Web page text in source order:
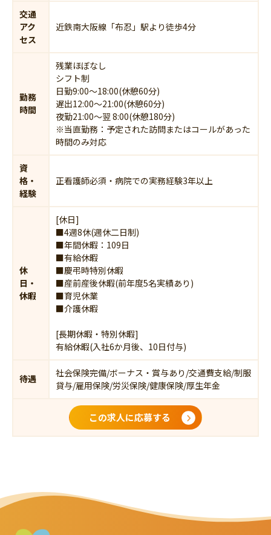
交通
アク
セス
近鉄南大阪線「布忍」駅より徒歩4分
勤務
時間
残業ほぼなし
シフト制
日勤9:00～18:00(休憩60分)
遅出12:00～21:00(休憩60分)
夜勤21:00～翌 8:00(休憩180分)
※当直勤務：予定された訪問またはコールがあった
時間のみ対応
資
格・
経験
正看護師必須・病院での実務経験3年以上
休
日・
休暇
[休日]
■4週8休(週休二日制)
■年間休暇：109日
■有給休暇
■慶弔時特別休暇
■産前産後休暇(前年度5名実績あり)
■育児休業
■介護休暇
[長期休暇・特別休暇]
有給休暇(入社6か月後、10日付与)
待遇
社会保険完備/ボーナス・賞与あり/交通費支給/制服
貸与/雇用保険/労災保険/健康保険/厚生年金
この求人に応募する